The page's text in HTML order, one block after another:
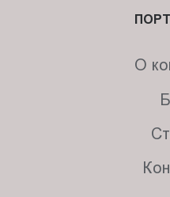
О